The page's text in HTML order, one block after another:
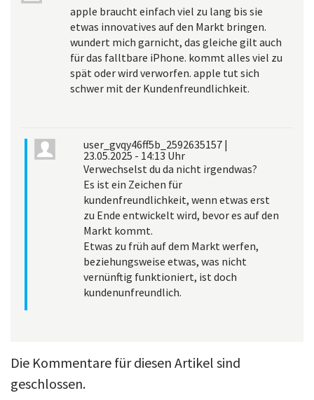
apple braucht einfach viel zu lang bis sie
etwas innovatives auf den Markt bringen.
wundert mich garnicht, das gleiche gilt auch
für das falltbare iPhone. kommt alles viel zu
spät oder wird verworfen. apple tut sich
schwer mit der Kundenfreundlichkeit.
user_gvqy46ff5b_2592635157 |
23.05.2025 - 14:13 Uhr
Verwechselst du da nicht irgendwas?
Es ist ein Zeichen für
kundenfreundlichkeit, wenn etwas erst
zu Ende entwickelt wird, bevor es auf den
Markt kommt.
Etwas zu früh auf dem Markt werfen,
beziehungsweise etwas, was nicht
vernünftig funktioniert, ist doch
kundenunfreundlich.
Die Kommentare für diesen Artikel sind
geschlossen.